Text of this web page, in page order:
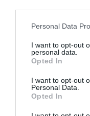
Personal Data
I want to opt-out
personal data.
Opted In
I want to opt-out
Personal Data.
Opted In
promoviendo de
fuera de mercado,
creíble ni
trabajar. Porque
haga una
sea pionera y